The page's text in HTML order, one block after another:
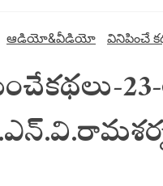
ఆడియో&వీడియో వినిపించే